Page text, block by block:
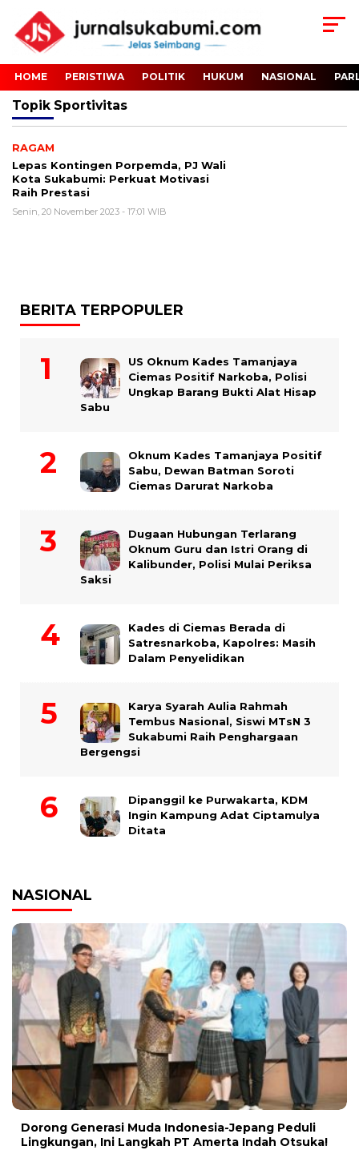
HOME PERISTIWA POLITIK HUKUM NASIONAL
Topik Sportivitas
RAGAM
Lepas Kontingen Porpemda, PJ Wali
Kota Sukabumi: Perkuat Motivasi
Raih Prestasi
Senin, 20 November 2023 - 17:01 WIB
BERITA TERPOPULER
US Oknum Kades Tamanjaya
Ciemas Positif Narkoba, Polisi
Ungkap Barang Bukti Alat Hisap
Sabu
Oknum Kades Tamanjaya Positif
Sabu, Dewan Batman Soroti
Ciemas Darurat Narkoba
Dugaan Hubungan Terlarang
Oknum Guru dan Istri Orang di
Kalibunder, Polisi Mulai Periksa
Saksi
Kades di Ciemas Berada di
Satresnarkoba, Kapolres: Masih
Dalam Penyelidikan
Karya Syarah Aulia Rahmah
Tembus Nasional, Siswi MTsN 3
Sukabumi Raih Penghargaan
Bergengsi
Dipanggil ke Purwakarta, KDM
Ingin Kampung Adat Ciptamulya
Ditata
NASIONAL
Dorong Generasi Muda Indonesia-Jepang Peduli
Lingkungan, Ini Langkah PT Amerta Indah Otsuka!